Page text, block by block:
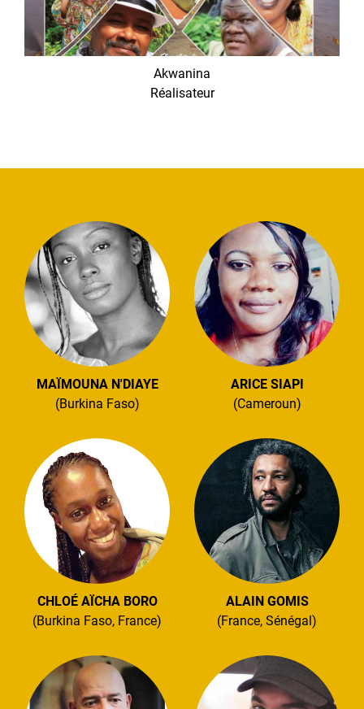
Akwanina
Réalisateur
MAÏMOUNA N'DIAYE
(Burkina Faso)
ARICE SIAPI
(Cameroun)
CHLOÉ AÏCHA BORO
(Burkina Faso, France)
ALAIN GOMIS
(France, Sénégal)